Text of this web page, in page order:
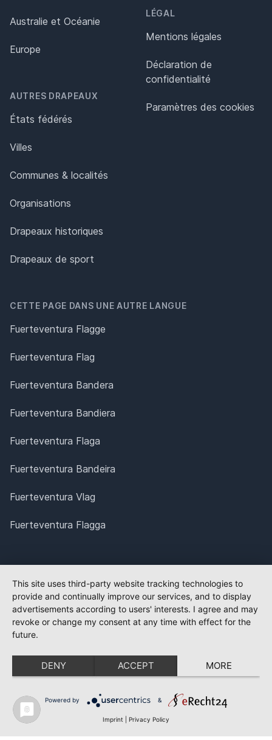
Australie et Océanie
Europe
AUTRES DRAPEAUX
États fédérés
Villes
Communes & localités
Organisations
Drapeaux historiques
Drapeaux de sport
LÉGAL
Mentions légales
Déclaration de
confidentialité
Paramètres des cookies
CETTE PAGE DANS UNE AUTRE LANGUE
Fuerteventura Flagge
Fuerteventura Flag
Fuerteventura Bandera
Fuerteventura Bandiera
Fuerteventura Flaga
Fuerteventura Bandeira
Fuerteventura Vlag
Fuerteventura Flagga
This site uses third-party website tracking technologies to
provide and continually improve our services, and to display
advertisements according to users' interests. I agree and may
revoke or change my consent at any time with effect for the
future.
DENY ACCEPT MORE
Powered by &
Imprint Privacy Policy